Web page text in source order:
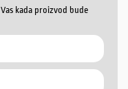
kada proizvod bude